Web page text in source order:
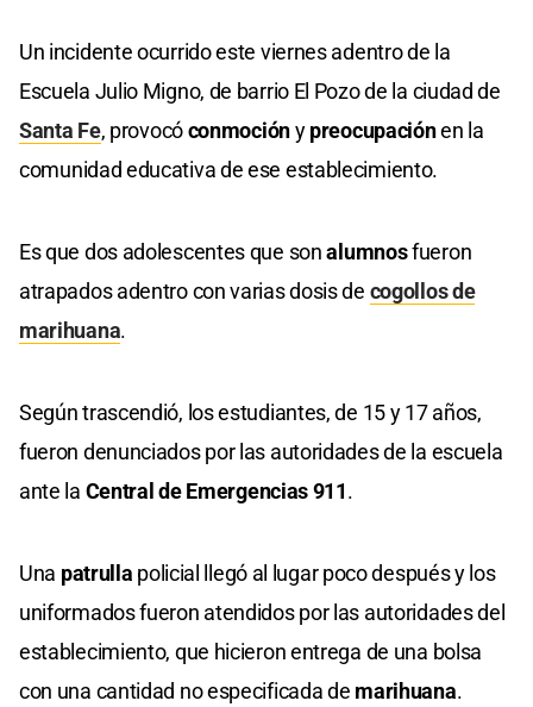
Un incidente ocurrido este viernes adentro de la
Escuela Julio Migno, de barrio El Pozo de la ciudad de
Santa Fe, provocóconmociónypreocupaciónen la
comunidad educativa de ese establecimiento.
Es que dos adolescentes que sonalumnosfueron
atrapados adentro con varias dosis de cogollos de
marihuana.
Según trascendió, los estudiantes, de 15 y 17 años,
fueron denunciados por las autoridades de la escuela
ante la Central de Emergencias 911.
Una patrulla policial llegó al lugar poco después y los
uniformados fueron atendidos por las autoridades del
establecimiento, que hicieron entrega de una bolsa
con una cantidad no especificada de marihuana.